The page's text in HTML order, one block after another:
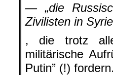
— „die
Zivilisten in
, die trotz
militärische
Putin” (!) fordern.